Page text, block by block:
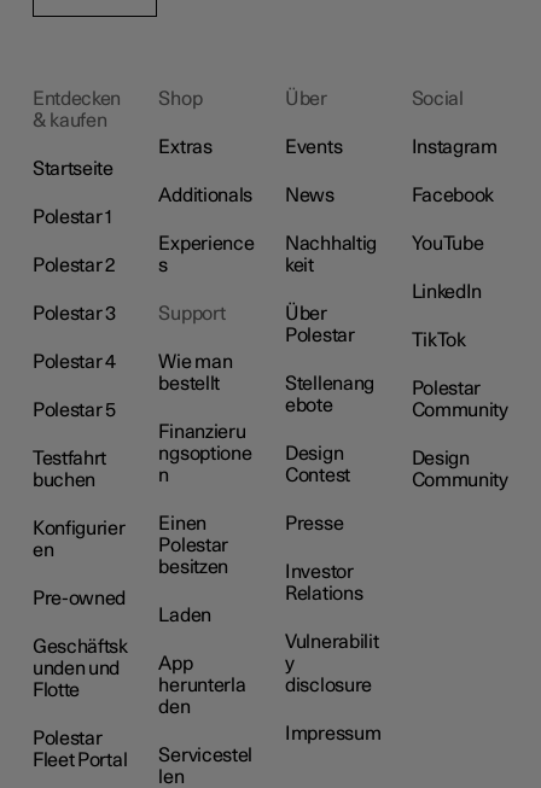
Entdecken
& kaufen
Startseite
Polestar 1
Polestar 2
Polestar 3
Polestar 4
Polestar 5
Testfahrt
buchen
Konfigurier
en
Pre-owned
Geschäftsk
unden und
Flotte
Polestar
Fleet Portal
Shop
Extras
Additionals
Experience
s
Support
Wie man
bestellt
Finanzieru
ngsoptione
n
Einen
Polestar
besitzen
Laden
App
herunterla
den
Servicestel
len
Über
Events
News
Nachhaltig
keit
Über
Polestar
Stellenang
ebote
Design
Contest
Presse
Investor
Relations
Vulnerabilit
y
disclosure
Impressum
Social
Instagram
Facebook
YouTube
LinkedIn
TikTok
Polestar
Community
Design
Community